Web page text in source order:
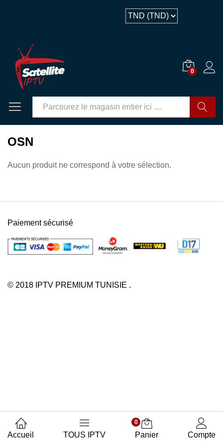
0
GO
OSN
Aucun produit ne correspond à votre sélection.
© 2018 IPTV PREMIUM TUNISIE .
Paiement sécurisé
Accueil TOUS IPTV
0
Panier Compte